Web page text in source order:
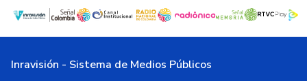
Inravisión - Sistema de Medios Públicos